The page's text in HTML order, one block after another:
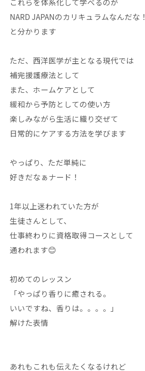
NARD JAPANのカリキュラムなんだな！
と分かります
ただ、西洋医学が主となる現代では
補完援護療法として
また、ホームケアとして
緩和から予防としての使い方
楽しみながら生活に織り交ぜて
日常的にケアする方法を学びます
やっぱり、ただ単純に
好きだなぁナード！
1年以上迷われていた方が
生徒さんとして、
仕事終わりに資格取得コースとして
通われます😊
初めてのレッスン
「やっぱり香りに癒される。
いいですね、香りは。。。。」
解けた表情
あれもこれも伝えたくなるけれど